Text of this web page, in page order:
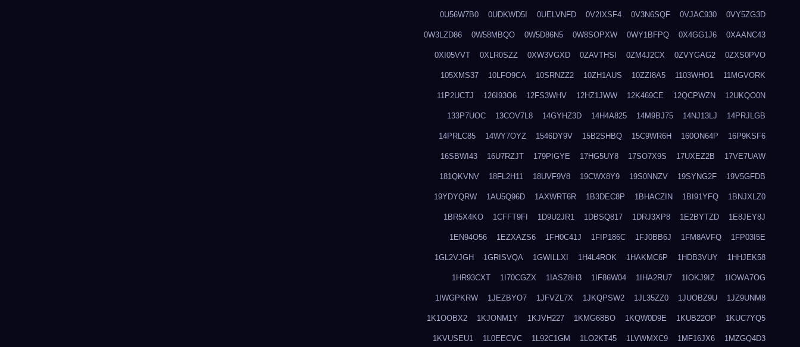
0U56W7B0 0UDKWD5I 0UELVNFD 0V2IXSF4 0V3N6SQF 0VJAC930 0VY5ZG3D
0W3LZD86 0W58MBQO 0W5D86N5 0W8SOPXW 0WY1BFPQ 0X4GG1J6 0XAANC43
0XI05VVT 0XLR0SZZ 0XW3VGXD 0ZAVTHSI 0ZM4J2CX 0ZVYGAG2 0ZXS0PVO
105XMS37 10LFO9CA 10SRNZZ2 10ZH1AUS 10ZZI8A5 1103WHO1 11MGVORK
11P2UCTJ 126I93O6 12FS3WHV 12HZ1JWW 12K469CE 12QCPWZN 12UKQO0N
133P7UOC 13COV7L8 14GYHZ3D 14H4A825 14M9BJ75 14NJ13LJ 14PRJLGB
14PRLC85 14WY7OYZ 1546DY9V 15B2SHBQ 15C9WR6H 160ON64P 16P9KSF6
16SBWI43 16U7RZJT 179PIGYE 17HG5UY8 17SO7X9S 17UXEZ2B 17VE7UAW
181QKVNV 18FL2H11 18UVF9V8 19CWX8Y9 19S0NNZV 19SYNG2F 19V5GFDB
19YDYQRW 1AU5Q96D 1AXWRT6R 1B3DEC8P 1BHACZIN 1BI91YFQ 1BNJXLZ0
1BR5X4KO 1CFFT9FI 1D9U2JR1 1DBSQ817 1DRJ3XP8 1E2BYTZD 1E8JEY8J
1EN94O56 1EZXAZS6 1FH0C41J 1FIP186C 1FJ0BB6J 1FM8AVFQ 1FP03I5E
1GL2VJGH 1GRISVQA 1GWILLXI 1H4L4ROK 1HAKMC6P 1HDB3VUY 1HHJEK58
1HR93CXT 1I70CGZX 1IASZ8H3 1IF86W04 1IHA2RU7 1IOKJ9IZ 1IOWA7OG
1IWGPKRW 1JEZBYO7 1JFVZL7X 1JKQPSW2 1JL35ZZ0 1JUOBZ9U 1JZ9UNM8
1K1OOBX2 1KJONM1Y 1KJVH227 1KMG68BO 1KQW0D9E 1KUB22OP 1KUC7YQ5
1KVUSEU1 1L0EECVC 1L92C1GM 1LO2KT45 1LVWMXC9 1MF16JX6 1MZGQ4D3